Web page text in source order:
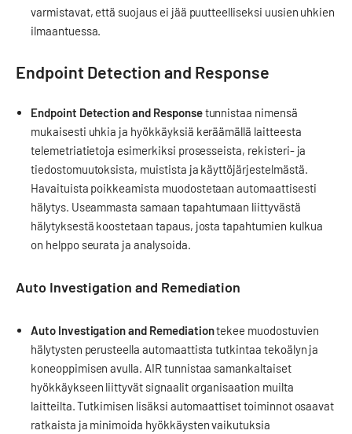
varmistavat, että suojaus ei jää puutteelliseksi uusien uhkien
ilmaantuessa.
Endpoint Detection and Response
Endpoint Detection and Responsetunnistaa nimensä
mukaisesti uhkia ja hyökkäyksiä keräämällä laitteesta
telemetriatietoja esimerkiksi prosesseista, rekisteri- ja
tiedostomuutoksista, muistista ja käyttöjärjestelmästä.
Havaituista poikkeamista muodostetaan automaattisesti
hälytys. Useammasta samaan tapahtumaan liittyvästä
hälytyksestä koostetaan tapaus, josta tapahtumien kulkua
on helppo seurata ja analysoida.
Auto Investigation and Remediation
Auto Investigation and Remediationtekee muodostuvien
hälytysten perusteella automaattista tutkintaa tekoälyn ja
koneoppimisen avulla. AIR tunnistaa samankaltaiset
hyökkäykseen liittyvät signaalit organisaation muilta
laitteilta. Tutkimisen lisäksi automaattiset toiminnot osaavat
ratkaista ja minimoida hyökkäysten vaikutuksia